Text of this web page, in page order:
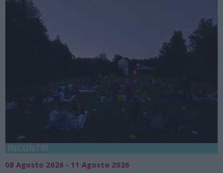
INCONTRI
08 Agosto 2026 - 11 Agosto 2026